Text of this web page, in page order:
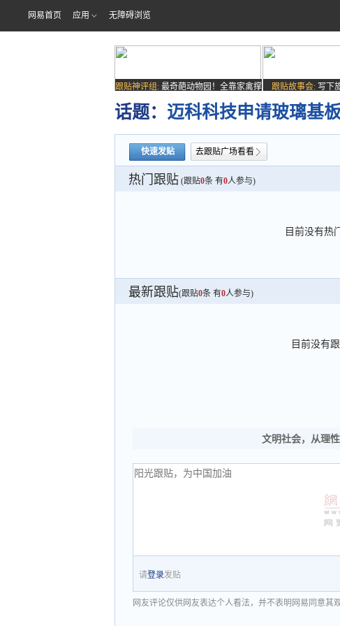
网易首页 应用 无障碍浏览
跟贴神评组: 最奇葩动物园！全靠家禽撑
场子
跟贴故事会: 写下
话题： 迈科科技申请玻璃基
快速发贴 去跟贴广场看看
热门跟贴 (跟贴0条 有0人参与)
目前没有热
最新跟贴(跟贴0条 有0人参与)
目前没有
文明社会，从理
请登录发贴
网友评论仅供网友表达个人看法，并不表明网易同意其